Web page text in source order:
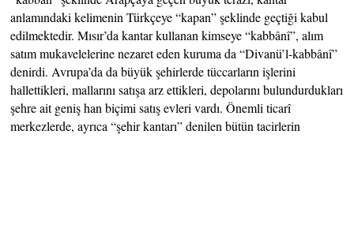
anlamındaki kelimenin Türkçeye “kapan” şeklinde geçtiği kabul
edilmektedir. Mısır’da kantar kullanan kimseye “kabbânî”, alım
satım mukavelelerine nezaret eden kuruma da “Divanü’l-kabbânî”
denirdi. Avrupa’da da büyük şehirlerde tüccarların işlerini
hallettikleri, mallarını satışa arz ettikleri, depolarını bulundurdukları
şehre ait geniş han biçimi satış evleri vardı. Önemli ticarî
merkezlerde, ayrıca “şehir kantarı” denilen bütün tacirlerin